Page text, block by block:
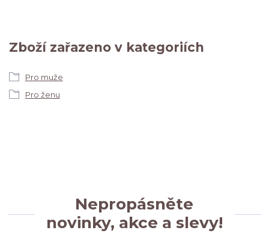
Zboží zařazeno v kategoriích
Pro muže
Pro ženu
Nepropásněte
novinky, akce a slevy!